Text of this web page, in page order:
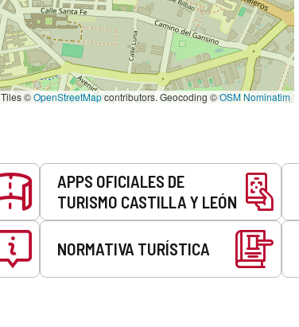
Tiles ©OpenStreetMapcontributors. Geocoding ©OSM Nominatim
APPS OFICIALES DE
TURISMO CASTILLA Y LEÓN
NORMATIVA TURÍSTICA